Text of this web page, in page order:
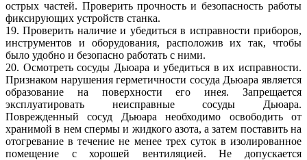
острых частей. Проверить прочность и безопасность работы
фиксирующих устройств станка.
19. Проверить наличие и убедиться в исправности приборов,
инструментов и оборудования, расположив их так, чтобы
было удобно и безопасно работать с ними.
20. Осмотреть сосуды Дьюара и убедиться в их исправности.
Признаком нарушения герметичности сосуда Дьюара является
образование на поверхности его инея. Запрещается
эксплуатировать неисправные сосуды Дьюара.
Поврежденный сосуд Дьюара необходимо освободить от
хранимой в нем спермы и жидкого азота, а затем поставить на
отогревание в течение не менее трех суток в изолированное
помещение с хорошей вентиляцией. Не допускается